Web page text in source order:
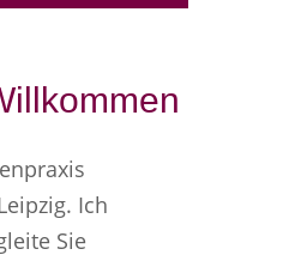
Ich
Sie